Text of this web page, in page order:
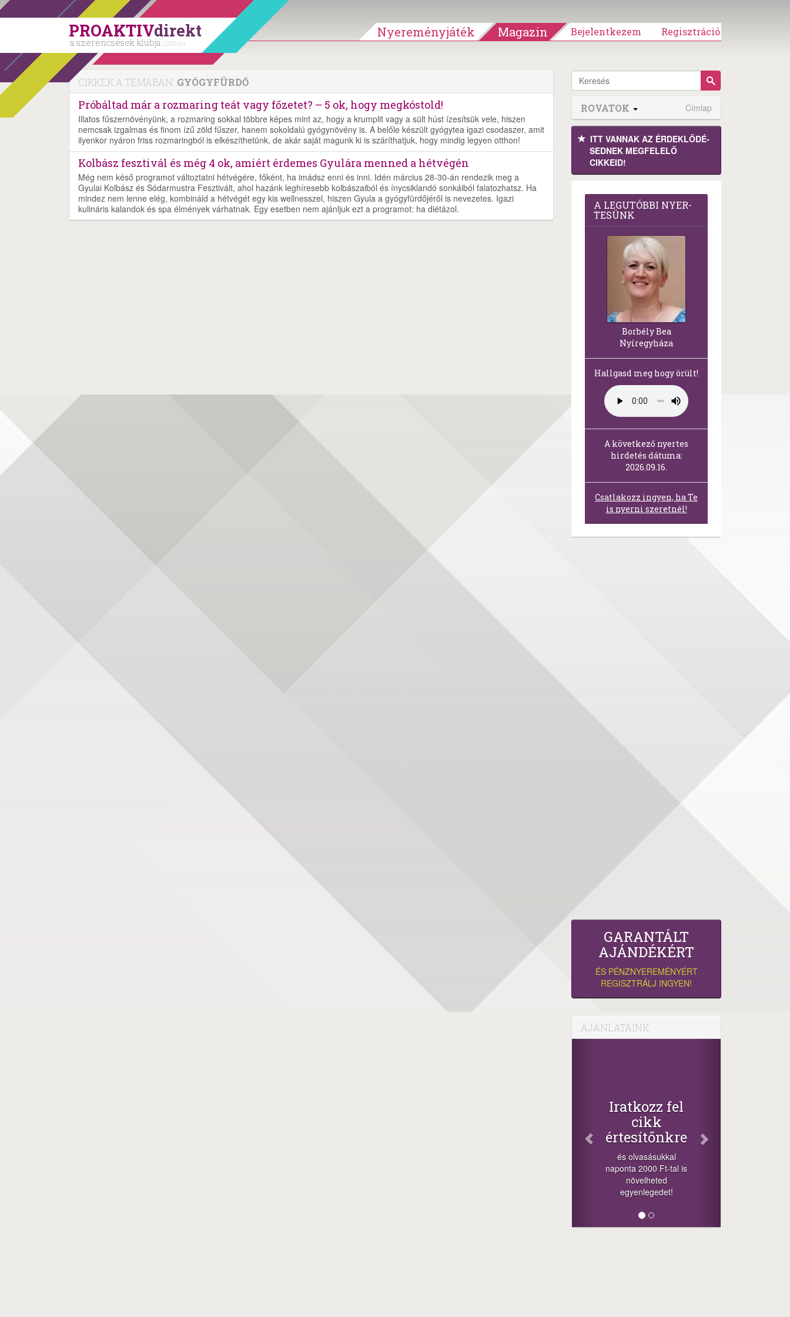
PROAKTIVdirekt
a szerencsések klubja | 2011 óta
Nyereményjáték Magazin Bejelentkezem Regisztráció
CIKKEK A TÉMÁBAN: GYÓGYFÜRDŐ
Próbáltad már a rozmaring teát vagy főzetet? – 5 ok, hogy megkóstold!
Illatos fűszernövényünk, a rozmaring sokkal többre képes mint az, hogy a krumplit vagy a sült húst ízesítsük vele, hiszen
nemcsak izgalmas és finom ízű zöld fűszer, hanem sokoldalú gyógynövény is. A belőle készült gyógytea igazi csodaszer, amit
ilyenkor nyáron friss rozmaringból is elkészíthetünk, de akár saját magunk ki is száríthatjuk, hogy mindig legyen otthon!
Kolbász fesztivál és még 4 ok, amiért érdemes Gyulára menned a hétvégén
Még nem késő programot változtatni hétvégére, főként, ha imádsz enni és inni. Idén március 28-30-án rendezik meg a
Gyulai Kolbász és Sódarmustra Fesztivált, ahol hazánk leghíresebb kolbászaiból és ínycsiklandó sonkáiból falatozhatsz. Ha
mindez nem lenne elég, kombináld a hétvégét egy kis wellnesszel, hiszen Gyula a gyógyfürdőjéről is nevezetes. Igazi
kulináris kalandok és spa élmények várhatnak. Egy esetben nem ajánljuk ezt a programot: ha diétázol.
ROVATOK Címlap
ITT VANNAK AZ ÉRDEK­LŐDÉ­
SEDNEK MEGFE­LELŐ
CIKKEID!
A LEG­U­TÓB­BI NYER­
TE­SÜNK
Borbély Bea
Nyíregyháza
Hallgasd meg hogy örült!
A következő nyertes
hirdetés dátuma:
2026.09.16.
Csatlakozz ingyen, ha Te
is nyerni szeretnél!
GARANTÁLT
AJÁNDÉKÉRT
ÉS PÉNZNYEREMÉNYÉRT
REGISZTRÁLJ INGYEN!
AJÁNLATAINK
Iratkozz fel
cikk
értesítőnkre
és olvasásukkal
naponta 2000 Ft-tal is
növelheted
egyenlegedet!